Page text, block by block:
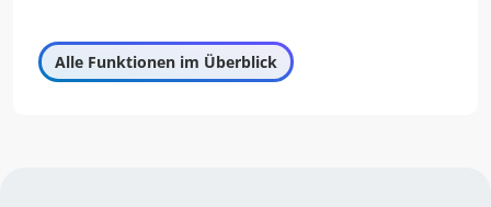
Alle Funktionen im Überblick